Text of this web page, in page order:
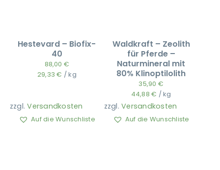
Hestevard – Biofix-
40
88,00 €
29,33€ /kg
zzgl.Versandkosten
Auf die Wunschliste
Waldkraft – Zeolith
für Pferde –
Naturmineral mit
80% Klinoptilolith
35,90 €
44,88€ /kg
zzgl.Versandkosten
Auf die Wunschliste